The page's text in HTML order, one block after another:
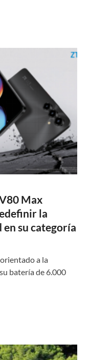
Max
la
su categoría
a la
batería de 6.000